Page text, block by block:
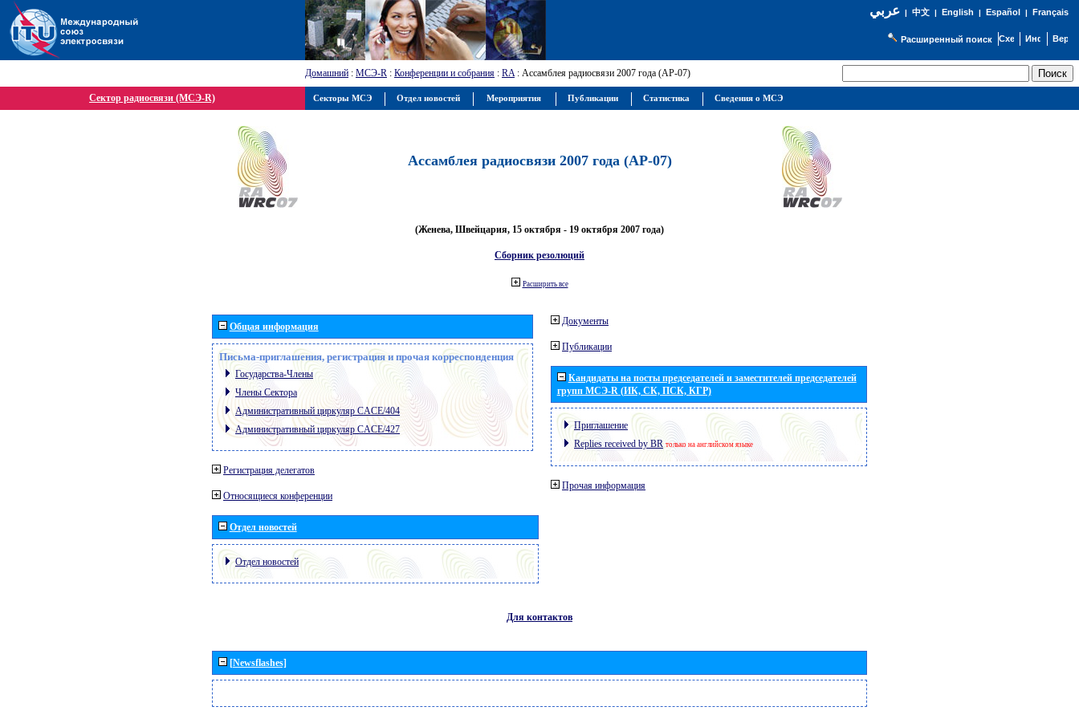
عربي| 中文| English | Español | Français
Расширенный поиск
Домашний : МСЭ-R : Конференции и собрания : RA: Ассамблея радиосвязи 2007 года (АР-07)
Сектор радиосвязи (МСЭ-R)
Ассамблея радиосвязи 2007 года (АР-07)
(Женева, Швейцария, 15 октября - 19 октября 2007 года)
Сборник резолюций
Расширить все
Общая информация
Письма-приглашения, регистрация и прочая корреспонденция
Государства-Члены
Члены Сектора
Административный циркуляр CACE/404
Административный циркуляр CACE/427
Регистрация делегатов
Относящиеся конференции
Отдел новостей
Отдел новостей
Документы
Публикации
Кандидаты на посты председателей и заместителей председателей
групп МСЭ-R (ИК, СК, ПСК, КГР)
Приглашение
Replies received by BR только на английском языке
Прочая информация
Для контактов
[Newsflashes]
Секторы МСЭ Отдел новостей Мероприятия Публикации Статистика Сведения о МСЭ